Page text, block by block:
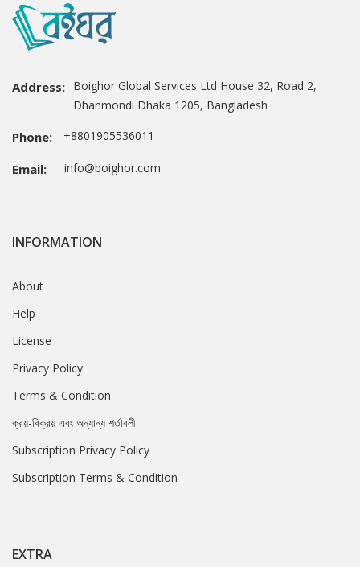
Address: Boighor Global Services Ltd House 32, Road 2,
Dhanmondi Dhaka 1205, Bangladesh
Phone: +8801905536011
Email: info@boighor.com
INFORMATION
About
Help
License
Privacy Policy
Terms & Condition
ক্রয়-বিক্রয় এবং অন্যান্য শর্তাবলী
Subscription Privacy Policy
Subscription Terms & Condition
EXTRA